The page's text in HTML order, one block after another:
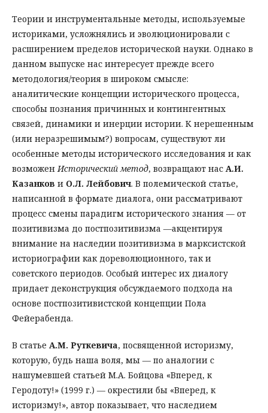
Теории и инструментальные методы, используемые
историками, усложнялись и эволюционировали с
расширением пределов исторической науки. Однако в
данном выпуске нас интересует прежде всего
методология/теория в широком смысле:
аналитические концепции исторического процесса,
способы познания причинных и контингентных
связей, динамики и инерции истории. К нерешенным
(или неразрешимым?) вопросам, существуют ли
особенные методы исторического исследования и как
возможенИсторический метод, возвращают нас А.И.
Казанков и О.Л. Лейбович. В полемической статье,
написанной в формате диалога, они рассматривают
процесс смены парадигм исторического знания — от
позитивизма до постпозитивизма —акцентируя
внимание на наследии позитивизма в марксистской
историографии как дореволюционного, так и
советского периодов. Особый интерес их диалогу
придает деконструкция обсуждаемого подхода на
основе постпозитивистской концепции Пола
Фейерабенда.
В статье А.М. Руткевича, посвященной историзму,
которую, будь наша воля, мы — по аналогии с
нашумевшей статьей М.А. Бойцова «Вперед, к
Геродоту!» (1999 г.) — окрестили бы «Вперед, к
историзму!», автор показывает, что наследием